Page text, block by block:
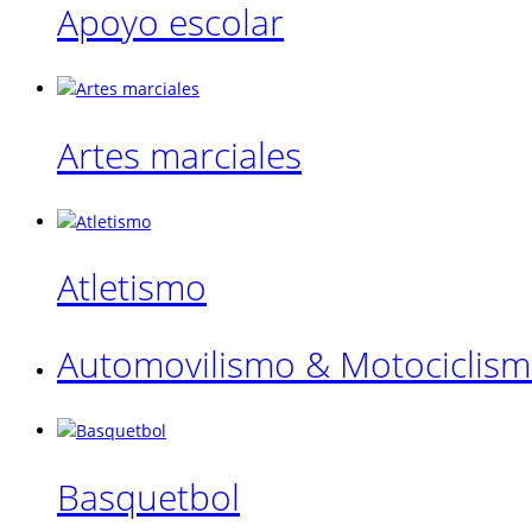
Apoyo escolar
Artes marciales
Atletismo
Automovilismo &
Basquetbol